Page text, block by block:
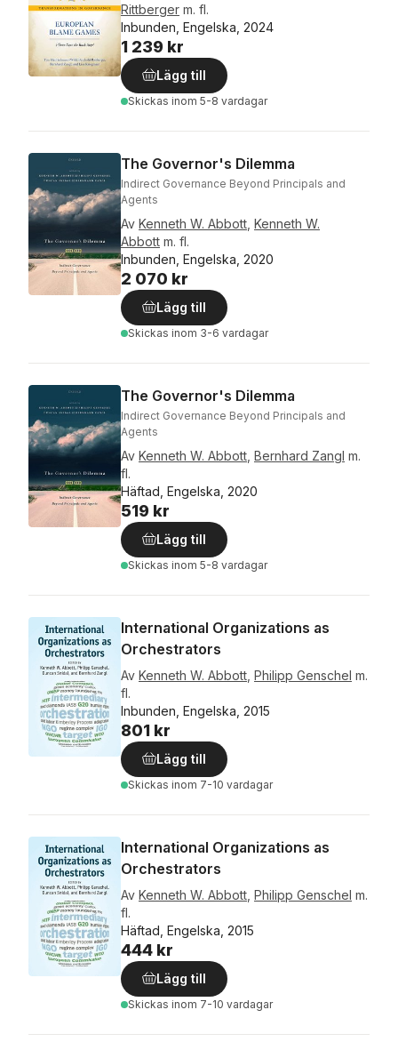
Rittberger m. fl.
Inbunden, Engelska, 2024
1 239 kr
Lägg till
Skickas inom 5-8 vardagar
The Governor's Dilemma
Indirect Governance Beyond Principals and
Agents
Av Kenneth W. Abbott Kenneth W.
Abbott m. fl.
Inbunden, Engelska, 2020
2 070 kr
Lägg till
Skickas inom 3-6 vardagar
The Governor's Dilemma
Indirect Governance Beyond Principals and
Agents
Av Kenneth W. Abbott Bernhard Zangl m.
fl.
Häftad, Engelska, 2020
519 kr
Lägg till
Skickas inom 5-8 vardagar
International Organizations as
Orchestrators
Av Kenneth W. Abbott Philipp Genschel m.
fl.
Inbunden, Engelska, 2015
801 kr
Lägg till
Skickas inom 7-10 vardagar
International Organizations as
Orchestrators
Av Kenneth W. Abbott Philipp Genschel m.
fl.
Häftad, Engelska, 2015
444 kr
Lägg till
Skickas inom 7-10 vardagar